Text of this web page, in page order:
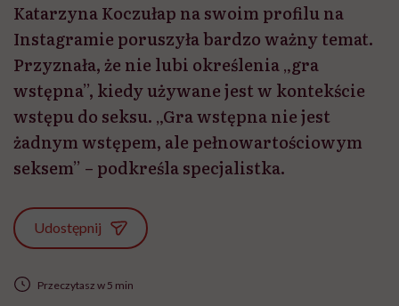
Katarzyna Koczułap na swoim profilu na
Instagramie poruszyła bardzo ważny temat.
Przyznała, że nie lubi określenia „gra
wstępna”, kiedy używane jest w kontekście
wstępu do seksu. „Gra wstępna nie jest
żadnym wstępem, ale pełnowartościowym
seksem” – podkreśla specjalistka.
Udostępnij
Przeczytasz w 5 min